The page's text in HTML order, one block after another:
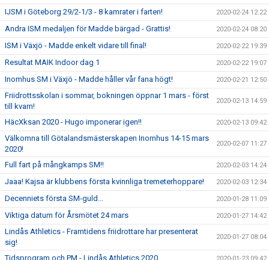
IJSM i Göteborg 29/2-1/3 - 8 kamrater i farten! 2020-02-24 12:22
Andra ISM medaljen för Madde bärgad - Grattis! 2020-02-24 08:20
ISM i Växjö - Madde enkelt vidare till final! 2020-02-22 19:39
Resultat MAIK Indoor dag 1 2020-02-22 19:07
Inomhus SM i Växjö - Madde håller vår fana högt! 2020-02-21 12:50
Friidrottsskolan i sommar, bokningen öppnar 1 mars - först
till kvarn!
2020-02-13 14:59
HäcXksan 2020 - Hugo imponerar igen!! 2020-02-13 09:42
Välkomna till Götalandsmästerskapen Inomhus 14-15 mars
2020!
2020-02-07 11:27
Full fart på mångkamps SM!! 2020-02-03 14:24
Jaaa! Kajsa är klubbens första kvinnliga tremeterhoppare! 2020-02-03 12:34
Decenniets första SM-guld... 2020-01-28 11:09
Viktiga datum för Årsmötet 24 mars 2020-01-27 14:42
Lindås Athletics - Framtidens friidrottare har presenterat
sig!
2020-01-27 08:04
Tidsprogram och PM - Lindås Athletics 2020